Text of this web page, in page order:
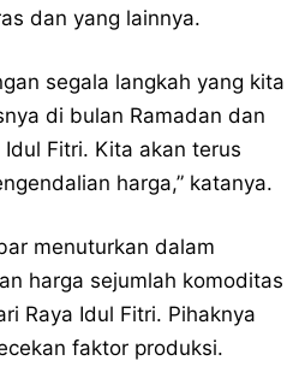
dan yang lainnya.
segala langkah yang kita
di bulan Ramadan dan
Fitri. Kita akan terus
harga,” katanya.
menuturkan dalam
harga sejumlah komoditas
Raya Idul Fitri. Pihaknya
faktor produksi.